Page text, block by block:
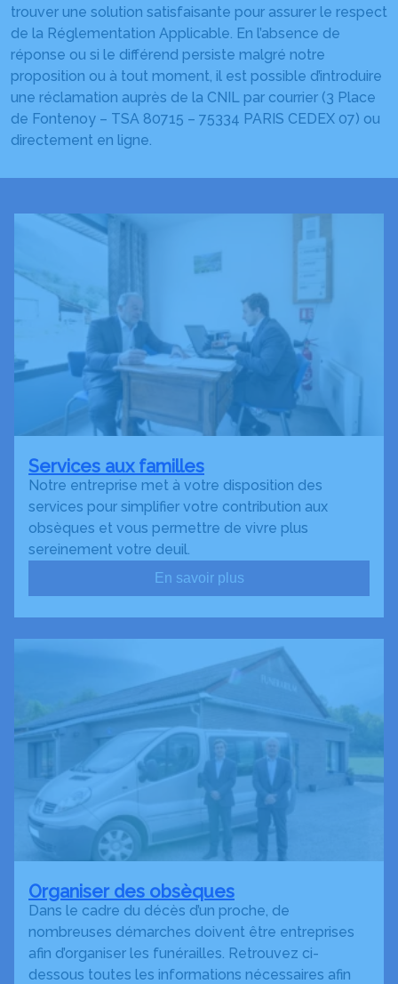
trouver une solution satisfaisante pour assurer le respect
de la Réglementation Applicable. En l’absence de
réponse ou si le différend persiste malgré notre
proposition ou à tout moment, il est possible d’introduire
une réclamation auprès de la CNIL par courrier (3 Place
de Fontenoy – TSA 80715 – 75334 PARIS CEDEX 07) ou
directement en ligne.
Services aux familles
Notre entreprise met à votre disposition des
services pour simplifier votre contribution aux
obsèques et vous permettre de vivre plus
sereinement votre deuil.
En savoir plus
Organiser des obsèques
Dans le cadre du décès d’un proche, de
nombreuses démarches doivent être entreprises
afin d’organiser les funérailles. Retrouvez ci-
dessous toutes les informations nécessaires afin